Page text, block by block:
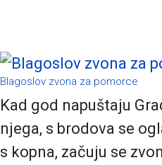
Blagoslov zvona za pomorce
Kad god napuštaju
njega, s brodova se
s kopna, začuju se